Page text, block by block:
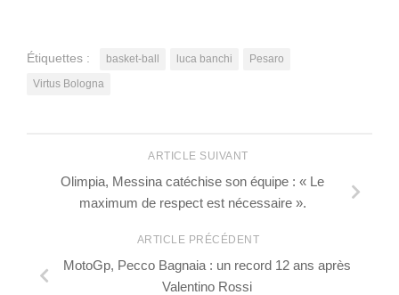
Étiquettes : basket-ball luca banchi
Pesaro
Virtus Bologna
ARTICLE SUIVANT
Olimpia, Messina catéchise son équipe : « Le
maximum de respect est nécessaire ».
ARTICLE PRÉCÉDENT
MotoGp, Pecco Bagnaia : un record 12 ans après
Valentino Rossi